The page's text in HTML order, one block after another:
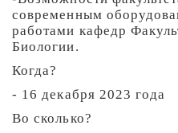
современным
работами кафедр
Биологии.
Когда?
- 16 декабря 2023 года
Во сколько?